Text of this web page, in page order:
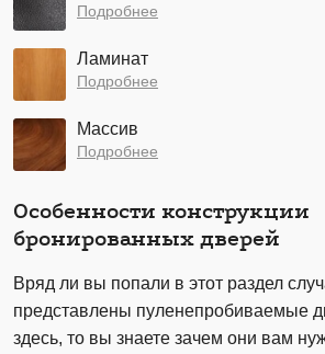
Подробнее
Ламинат
Подробнее
Массив
Подробнее
Особенности конструкции
бронированных дверей
Вряд ли вы попали в этот раздел
представлены пуленепробиваемые
здесь, то вы знаете зачем они вам